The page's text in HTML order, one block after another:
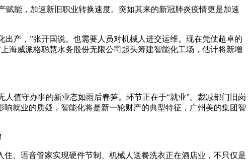
能，加速新旧职业转换速度。突如其来的新冠肺炎疫情更是加速
产，”张开国说。也需要人员对机械人进交运维。现在凭仗超卓的
海威派格聪慧水务股份无限公司起头筹建智能化工场，估计将新增
值守办事的新业态如雨后春笋。环节正在于“就业”。裁减部门旧岗
就业的质疑，智能化将是新一轮财产的典型特征，广州美的集团智
、语音管家实现硬件节制、机械人送餐洗衣正在酒店业，不只仅是